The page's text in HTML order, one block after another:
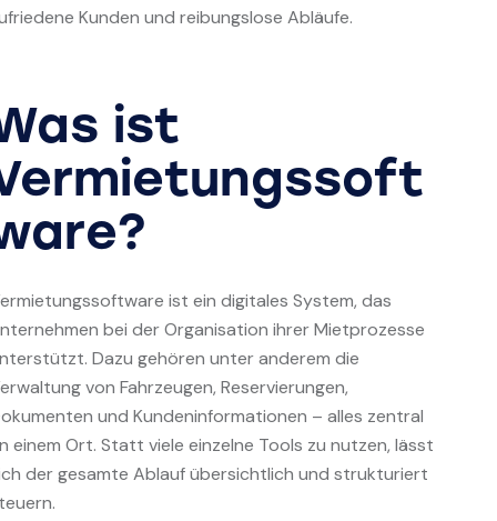
Kunden und reibungslose Abläufe.
ist
ist ein digitales System, das
bei der Organisation ihrer Mietprozesse
Dazu gehören unter anderem die
von Fahrzeugen, Reservierungen,
und Kundeninformationen – alles zentral
einem Ort. Statt viele einzelne Tools zu nutzen, lässt
der gesamte Ablauf übersichtlich und strukturiert